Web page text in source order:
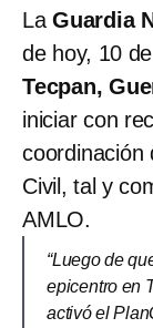
La Guardia
de hoy, 10
Tecpan,
iniciar con
coordinación
Civil, tal y
AMLO.
“Luego de
epicentro en
activó el